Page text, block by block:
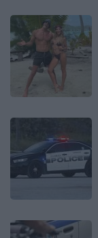
Image
Image